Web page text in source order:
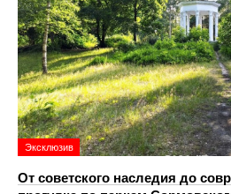
Эксклюзив
От советского наследия до